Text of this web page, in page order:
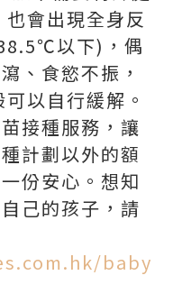
會出現全身反
以下)，偶
、食慾不振，
以自行緩解。
接種服務，讓
計劃以外的額
份安心。想知
己的孩子，請
baby